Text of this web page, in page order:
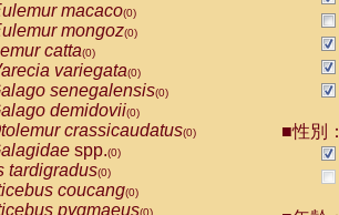
caraya(0)
fusca(0)
seniculus
spp.(0)
belzebuth(0)
geoffroyi(0)
paniscus(0)
spp.(0)
lagothricha
lagothricha cana
calvus rubicundus
macaco(0)
mongoz(0)
catta(0)
variegata(0)
senegalensis(0)
demidovii(0)
crassicaudatus(0)
spp.(0)
tardigradus(0)
coucang(0)
pygmaeus(0)
■性別：